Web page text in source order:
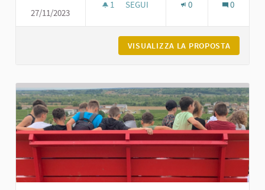
27/11/2023
1 1 SOSTENITORI
SEGUI 0 0
VISUALIZZA LA PROPOSTA